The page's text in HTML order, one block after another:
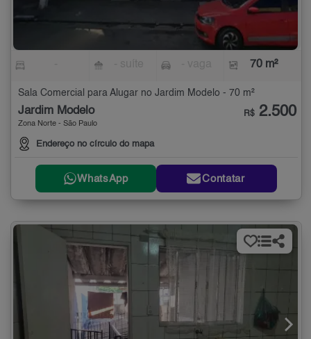
70 m²
Sala Comercial para Alugar no Jardim Modelo - 70 m²
Jardim Modelo
Zona Norte - São Paulo
Endereço no círculo do mapa
R$ 2.500
WhatsApp Contatar